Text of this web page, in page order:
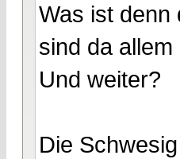
Was ist denn
sind da
Und weiter?
Die